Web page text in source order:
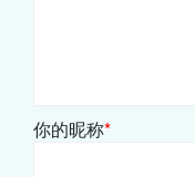
你的昵称*